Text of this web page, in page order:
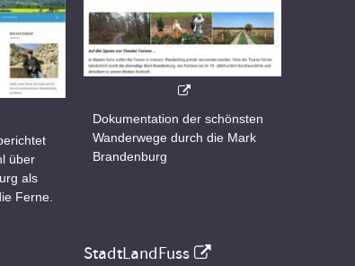
über
als
Ferne.
Dokumentation der schönsten
Wanderwege durch die Mark
Brandenburg
StadtLandFuss